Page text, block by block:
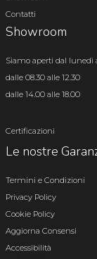
Contatti
Showroom
Siamo aperti dal lunedì
dalle 08.30 alle 12.30
dalle 14.00 alle 18.00
Certificazioni
Le nostre
Termini e Condizioni
Privacy Policy
Cookie Policy
Aggiorna Consensi
Accessibilità